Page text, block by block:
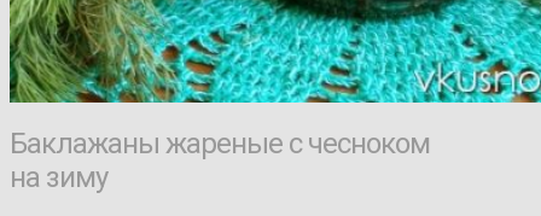
Баклажаны жареные с чесноком
на зиму